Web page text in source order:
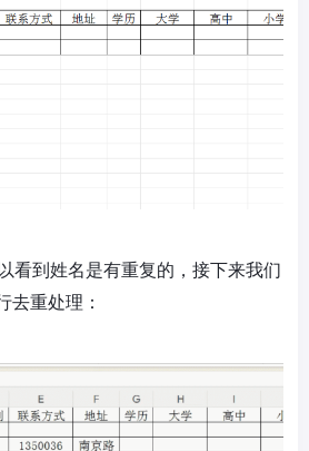
看到姓名是有重复的，接下来我们
去重处理：